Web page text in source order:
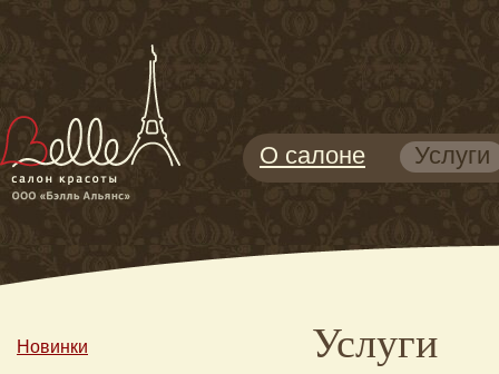
О салоне Услуги
Новинки
Услуги